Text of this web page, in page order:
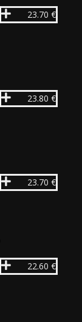
23.70 €
23.80 €
23.70 €
22.60 €